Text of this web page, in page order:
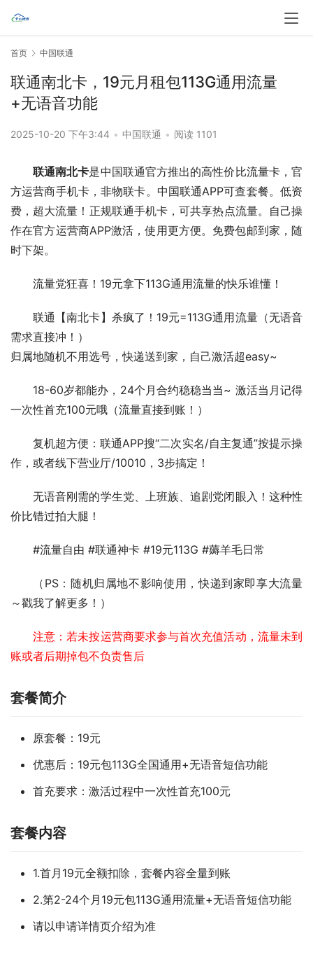
首页 中国联通
联通南北卡，19元月租包113G通用流量
+无语音功能
2025-10-20 下午3:44 • 中国联通 • 阅读 1101
联通南北卡是中国联通官方推出的高性价比流量卡，官
方运营商手机卡，非物联卡。中国联通APP可查套餐。低资
费，超大流量！正规联通手机卡，可共享热点流量。自己操
作在官方运营商APP激活，使用更方便。免费包邮到家，随
时下架。
流量党狂喜！19元拿下113G通用流量的快乐谁懂！
联通【南北卡】杀疯了！19元=113G通用流量（无语音
需求直接冲！）
归属地随机不用选号，快递送到家，自己激活超easy~
18-60岁都能办，24个月合约稳稳当当~ 激活当月记得
一次性首充100元哦（流量直接到账！）
复机超方便：联通APP搜“二次实名/自主复通”按提示操
作，或者线下营业厅/10010，3步搞定！
无语音刚需的学生党、上班族、追剧党闭眼入！这种性
价比错过拍大腿！
#流量自由 #联通神卡 #19元113G #薅羊毛日常
（PS：随机归属地不影响使用，快递到家即享大流量
～戳我了解更多！）
注意：若未按运营商要求参与首次充值活动，流量未到
账或者后期掉包不负责售后
套餐简介
原套餐：19元
优惠后：19元包113G全国通用+无语音短信功能
首充要求：激活过程中一次性首充100元
套餐内容
1.首月19元全额扣除，套餐内容全量到账
2.第2-24个月19元包113G通用流量+无语音短信功能
请以申请详情页介绍为准